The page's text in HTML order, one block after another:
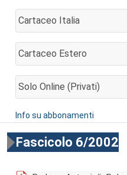
Cartaceo Italia
AGGIUNGI AL CARRELLO
Cartaceo Estero
AGGIUNGI AL CARRELLO
Solo Online (privati)
AGGIUNGI AL CARRELLO
Info su abbonamenti
Fascicolo 6/2002